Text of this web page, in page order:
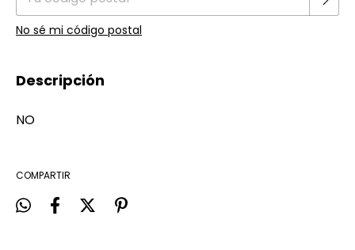
No sé mi código postal
Descripción
NO
COMPARTIR